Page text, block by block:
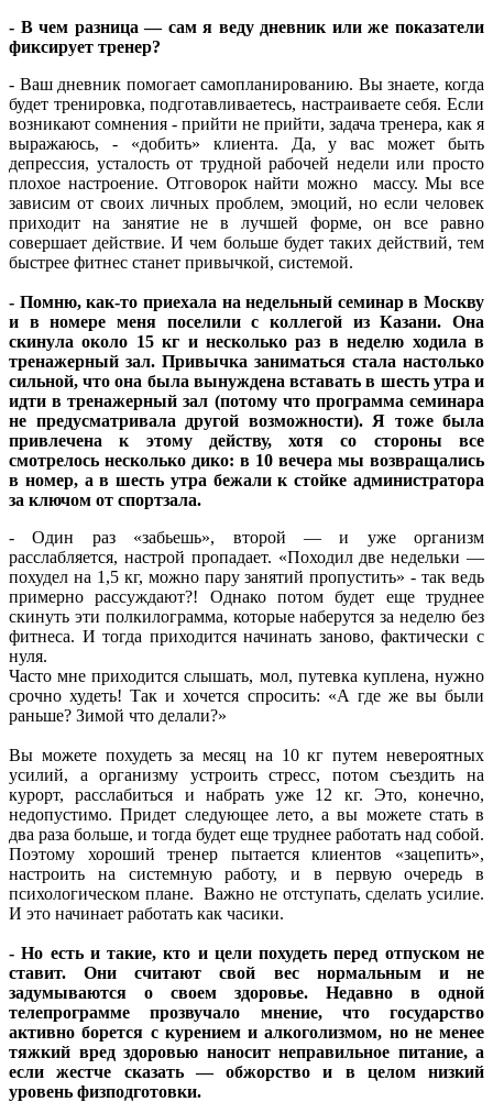
- В чем разница — сам я веду дневник или же показатели
фиксирует тренер?
- Ваш дневник помогает самопланированию. Вы знаете, когда
будет тренировка, подготавливаетесь, настраиваете себя. Если
возникают сомнения - прийти не прийти, задача тренера, как я
выражаюсь, - «добить» клиента. Да, у вас может быть
депрессия, усталость от трудной рабочей недели или просто
плохое настроение. Отговорок найти можно массу. Мы все
зависим от своих личных проблем, эмоций, но если человек
приходит на занятие не в лучшей форме, он все равно
совершает действие. И чем больше будет таких действий, тем
быстрее фитнес станет привычкой, системой.
- Помню, как-то приехала на недельный семинар в Москву
и в номере меня поселили с коллегой из Казани. Она
скинула около 15 кг и несколько раз в неделю ходила в
тренажерный зал. Привычка заниматься стала настолько
сильной, что она была вынуждена вставать в шесть утра и
идти в тренажерный зал (потому что программа семинара
не предусматривала другой возможности). Я тоже была
привлечена к этому действу, хотя со стороны все
смотрелось несколько дико: в 10 вечера мы возвращались
в номер, а в шесть утра бежали к стойке администратора
за ключом от спортзала.
- Один раз «забьешь», второй — и уже организм
расслабляется, настрой пропадает. «Походил две недельки —
похудел на 1,5 кг, можно пару занятий пропустить» - так ведь
примерно рассуждают?! Однако потом будет еще труднее
скинуть эти полкилограмма, которые наберутся за неделю без
фитнеса. И тогда приходится начинать заново, фактически с
нуля.
Часто мне приходится слышать, мол, путевка куплена, нужно
срочно худеть! Так и хочется спросить: «А где же вы были
раньше? Зимой что делали?»
Вы можете похудеть за месяц на 10 кг путем невероятных
усилий, а организму устроить стресс, потом съездить на
курорт, расслабиться и набрать уже 12 кг. Это, конечно,
недопустимо. Придет следующее лето, а вы можете стать в
два раза больше, и тогда будет еще труднее работать над собой.
Поэтому хороший тренер пытается клиентов «зацепить»,
настроить на системную работу, и в первую очередь в
психологическом плане. Важно не отступать, сделать усилие.
И это начинает работать как часики.
- Но есть и такие, кто и цели похудеть перед отпуском не
ставит. Они считают свой вес нормальным и не
задумываются о своем здоровье. Недавно в одной
телепрограмме прозвучало мнение, что государство
активно борется с курением и алкоголизмом, но не менее
тяжкий вред здоровью наносит неправильное питание, а
если жестче сказать — обжорство и в целом низкий
уровень физподготовки.